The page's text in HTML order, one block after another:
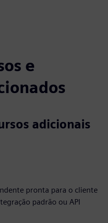
e
adicionais
pronta para o cliente
padrão ou API